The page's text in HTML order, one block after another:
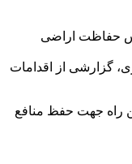
حفاظت اراضی
گزارشی از اقدامات
راه جهت حفظ منافع